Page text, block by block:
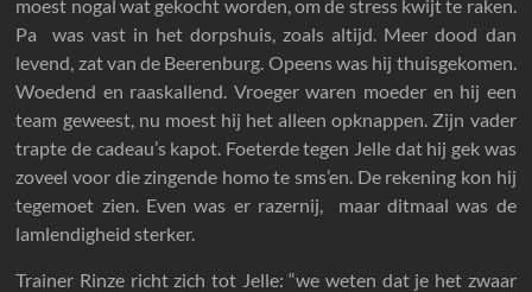
moest nogal wat gekocht worden, om de stress kwijt te raken.
Pa was vast in het dorpshuis, zoals altijd. Meer dood dan
levend, zat van de Beerenburg. Opeens was hij thuisgekomen.
Woedend en raaskallend. Vroeger waren moeder en hij een
team geweest, nu moest hij het alleen opknappen. Zijn vader
trapte de cadeau’s kapot. Foeterde tegen Jelle dat hij gek was
zoveel voor die zingende homo te sms’en. De rekening kon hij
tegemoet zien. Even was er razernij, maar ditmaal was de
lamlendigheid sterker.
Trainer Rinze richt zich tot Jelle: “we weten dat je het zwaar